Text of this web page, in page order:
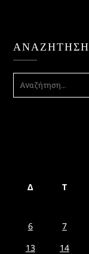
ΑΝΑΖΉΤΗΣΗ
ΓΙΑ:
Δ Τ
6
7
13
14